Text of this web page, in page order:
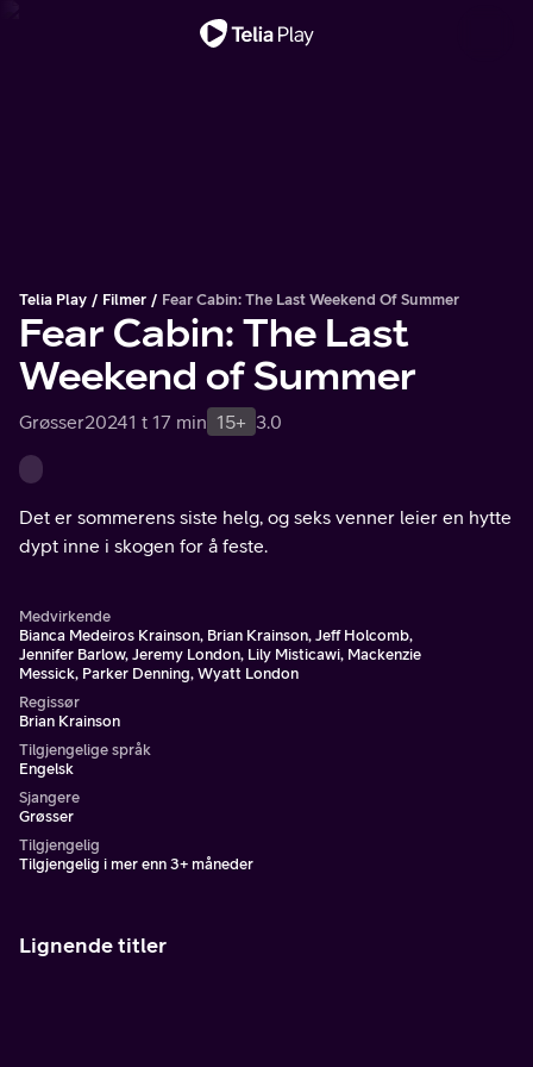
Telia Play Filmer Fear Cabin: The Last Weekend Of Summer
Fear Cabin: The Last
Weekend of Summer
Grøsser20241 t 17 min 15+ 3.0
Det er sommerens siste helg, og seks venner leier en hytte
dypt inne i skogen for å feste.
Medvirkende
Bianca Medeiros Krainson, Brian Krainson, Jeff Holcomb,
Jennifer Barlow, Jeremy London, Lily Misticawi, Mackenzie
Messick, Parker Denning, Wyatt London
Regissør
Brian Krainson
Tilgjengelige språk
Engelsk
Sjangere
Grøsser
Tilgjengelig
Tilgjengelig i mer enn 3+ måneder
Lignende titler